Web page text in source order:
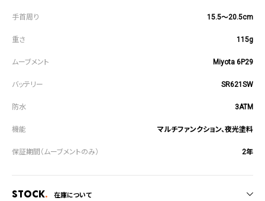
15.5～20.5cm
115g
Miyota 6P29
SR621SW
3ATM
マルチファンクション、夜光塗料
2年
Stock 在庫について